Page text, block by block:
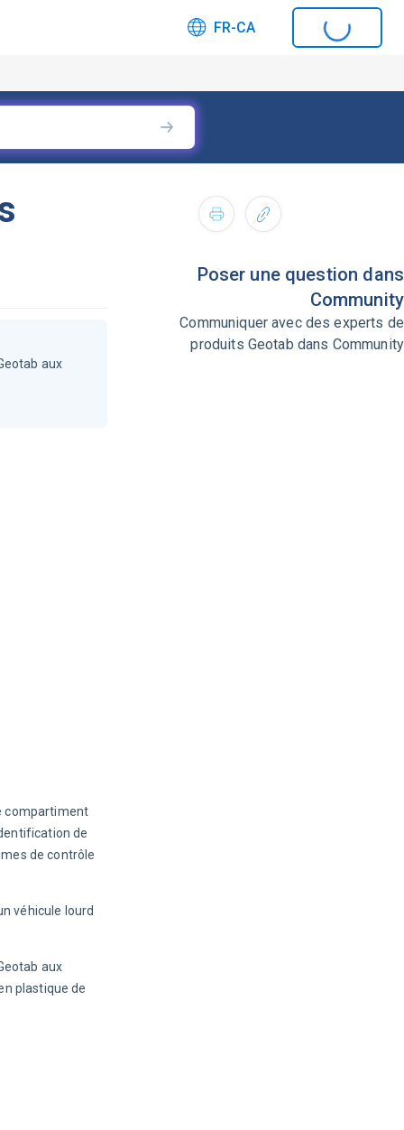
FR-CA
aux
compartiment
de
de contrôle
véhicule lourd
aux
plastique de
Poser une question dans
Community
Communiquer avec des experts de
produits Geotab dans Community